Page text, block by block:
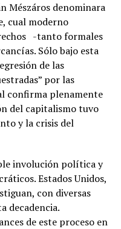
Mészáros denominara
cual moderno
-tanto formales
Sólo bajo esta
de las
por las
confirma plenamente
del capitalismo tuvo
y la crisis del
involución política y
Estados Unidos,
con diversas
decadencia.
de este proceso en